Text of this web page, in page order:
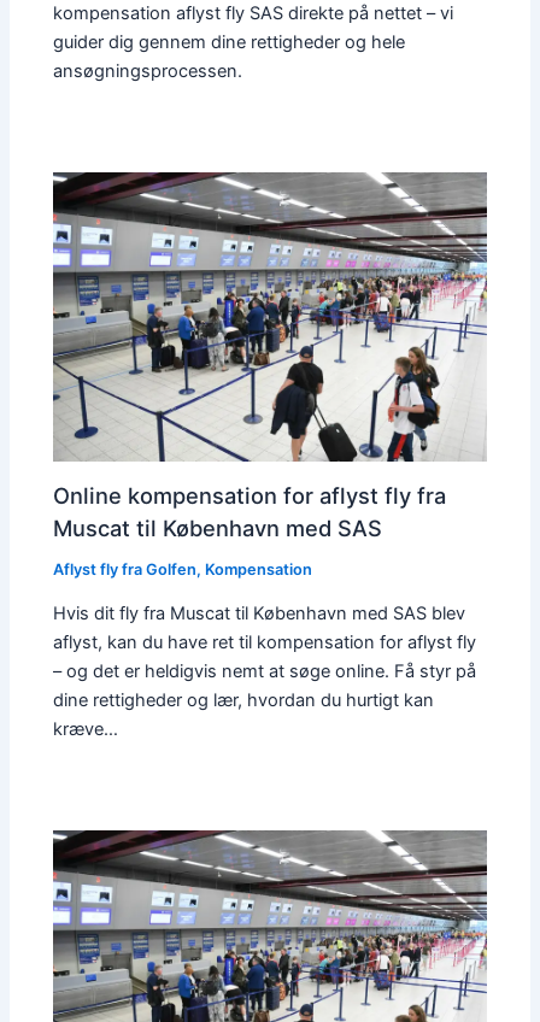
kompensation aflyst fly SAS direkte på nettet – vi
guider dig gennem dine rettigheder og hele
ansøgningsprocessen.
Online kompensation for aflyst fly fra
Muscat til København med SAS
Aflyst fly fra Golfen, Kompensation
Hvis dit fly fra Muscat til København med SAS blev
aflyst, kan du have ret til kompensation for aflyst fly
– og det er heldigvis nemt at søge online. Få styr på
dine rettigheder og lær, hvordan du hurtigt kan
kræve…